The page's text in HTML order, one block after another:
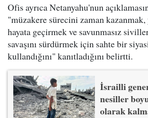
Ofis ayrıca Netanyahu'nun
"müzakere sürecini zaman kazanmak,
hayata geçirmek ve savunmasız
savaşını sürdürmek için sahte bir
kullandığını" kanıtladığını belirtti.
İsrailli
nesiller
olarak